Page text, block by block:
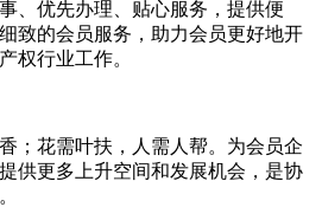
、优先办理、贴心服务，提供便
致的会员服务，助力会员更好地开
权行业工作。
；花需叶扶，人需人帮。为会员企
供更多上升空间和发展机会，是协